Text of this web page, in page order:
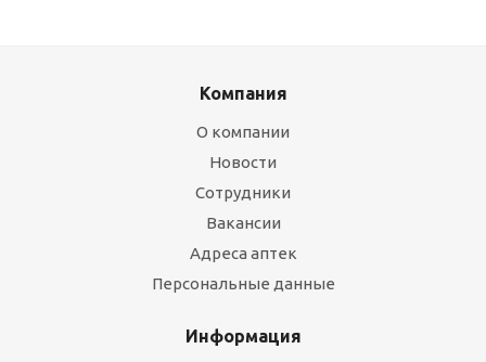
Компания
О компании
Новости
Сотрудники
Вакансии
Адреса аптек
Персональные данные
Информация